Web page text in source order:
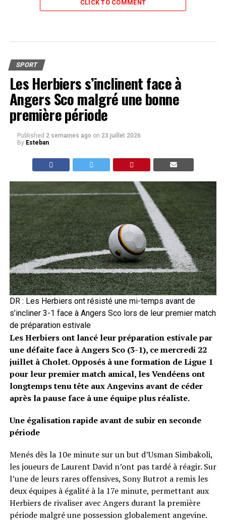
CLICK TO COMMENT
SPORT
Les Herbiers s’inclinent face à
Angers Sco malgré une bonne
première période
Published 2 semaines ago on 23 juillet 2026
By Esteban
DR : Les Herbiers ont résisté une mi-temps avant de
s’incliner 3-1 face à Angers Sco lors de leur premier match
de préparation estivale
Les Herbiers ont lancé leur préparation estivale par
une défaite face à Angers Sco (3-1), ce mercredi 22
juillet à Cholet. Opposés à une formation de Ligue 1
pour leur premier match amical, les Vendéens ont
longtemps tenu tête aux Angevins avant de céder
après la pause face à une équipe plus réaliste.
Une égalisation rapide avant de subir en seconde
période
Menés dès la 10e minute sur un but d’Usman Simbakoli,
les joueurs de Laurent David n’ont pas tardé à réagir. Sur
l’une de leurs rares offensives, Sony Butrot a remis les
deux équipes à égalité à la 17e minute, permettant aux
Herbiers de rivaliser avec Angers durant la première
période malgré une possession globalement angevine.